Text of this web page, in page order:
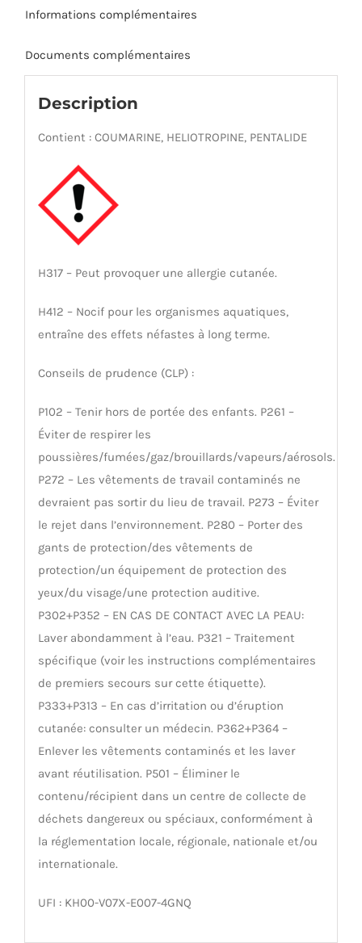
Informations complémentaires
Documents complémentaires
Description
Contient : COUMARINE, HELIOTROPINE, PENTALIDE
H317 – Peut provoquer une allergie cutanée.
H412 – Nocif pour les organismes aquatiques,
entraîne des effets néfastes à long terme.
Conseils de prudence (CLP) :
P102 – Tenir hors de portée des enfants. P261 –
Éviter de respirer les
poussières/fumées/gaz/brouillards/vapeurs/aérosols.
P272 – Les vêtements de travail contaminés ne
devraient pas sortir du lieu de travail. P273 – Éviter
le rejet dans l’environnement. P280 – Porter des
gants de protection/des vêtements de
protection/un équipement de protection des
yeux/du visage/une protection auditive.
P302+P352 – EN CAS DE CONTACT AVEC LA PEAU:
Laver abondamment à l’eau. P321 – Traitement
spécifique (voir les instructions complémentaires
de premiers secours sur cette étiquette).
P333+P313 – En cas d’irritation ou d’éruption
cutanée: consulter un médecin. P362+P364 –
Enlever les vêtements contaminés et les laver
avant réutilisation. P501 – Éliminer le
contenu/récipient dans un centre de collecte de
déchets dangereux ou spéciaux, conformément à
la réglementation locale, régionale, nationale et/ou
internationale.
UFI : KH00-V07X-E007-4GNQ